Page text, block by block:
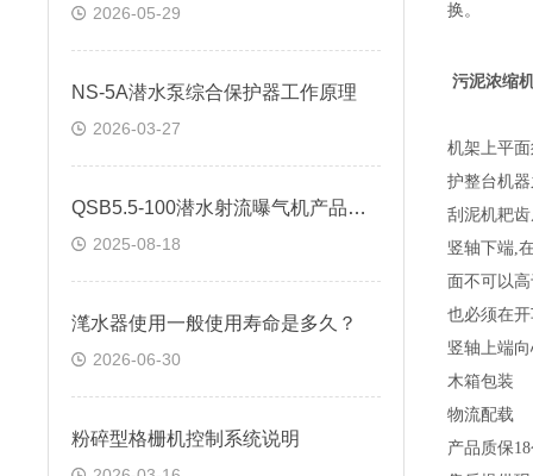
2026-05-29
NS-5A潜水泵综合保护器工作原理
2026-03-27
QSB5.5-100潜水射流曝气机产品优势
2025-08-18
滗水器使用一般使用寿命是多久？
2026-06-30
粉碎型格栅机控制系统说明
换。
污泥浓缩
机架上平
护整台机
刮泥机耙
竖轴下端,
面不可以
也必须在
竖轴上端
木箱包装
物流配载
产品质保